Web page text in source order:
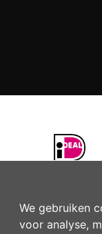
We gebruiken
voor analyse,